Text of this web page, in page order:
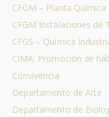
CFGM – Planta Química
CFGM Instalaciones de
CFGS – Química
CIMA: Promoción de
Convivencia
Departamento de Arte
Departamento de